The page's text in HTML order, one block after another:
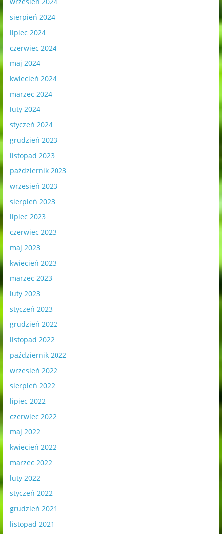
wrzesień 2024
sierpień 2024
lipiec 2024
czerwiec 2024
maj 2024
kwiecień 2024
marzec 2024
luty 2024
styczeń 2024
grudzień 2023
listopad 2023
październik 2023
wrzesień 2023
sierpień 2023
lipiec 2023
czerwiec 2023
maj 2023
kwiecień 2023
marzec 2023
luty 2023
styczeń 2023
grudzień 2022
listopad 2022
październik 2022
wrzesień 2022
sierpień 2022
lipiec 2022
czerwiec 2022
maj 2022
kwiecień 2022
marzec 2022
luty 2022
styczeń 2022
grudzień 2021
listopad 2021